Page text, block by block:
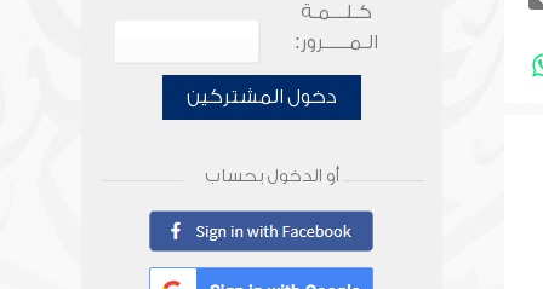
كـلـــمـة
الـمـــــرور:
دخول المشتركين
أو الدخول بحساب